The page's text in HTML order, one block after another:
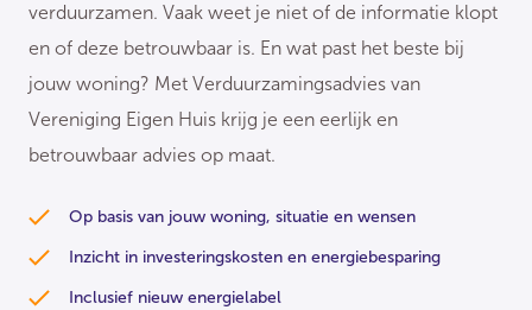
verduurzamen. Vaak weet je niet of de informatie klopt
en of deze betrouwbaar is. En wat past het beste bij
jouw woning? Met Verduurzamingsadvies van
Vereniging Eigen Huis krijg je een eerlijk en
betrouwbaar advies op maat.
Op basis van jouw woning, situatie en wensen
Inzicht in investeringskosten en energiebesparing
Inclusief nieuw energielabel